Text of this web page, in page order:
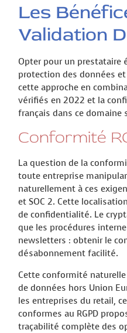
Les
Validation
Opter pour un prestataire
protection des données
cette approche en
vérifiés en 2022 et la
français dans ce domaine
Conformité
La question de la
toute entreprise
naturellement à ces
et SOC 2. Cette
de confidentialité. Le
que les procédures
newsletters : obtenir le
désabonnement facilité.
Cette conformité
de données hors Union
les entreprises du retail,
conformes au RGPD
traçabilité complète des